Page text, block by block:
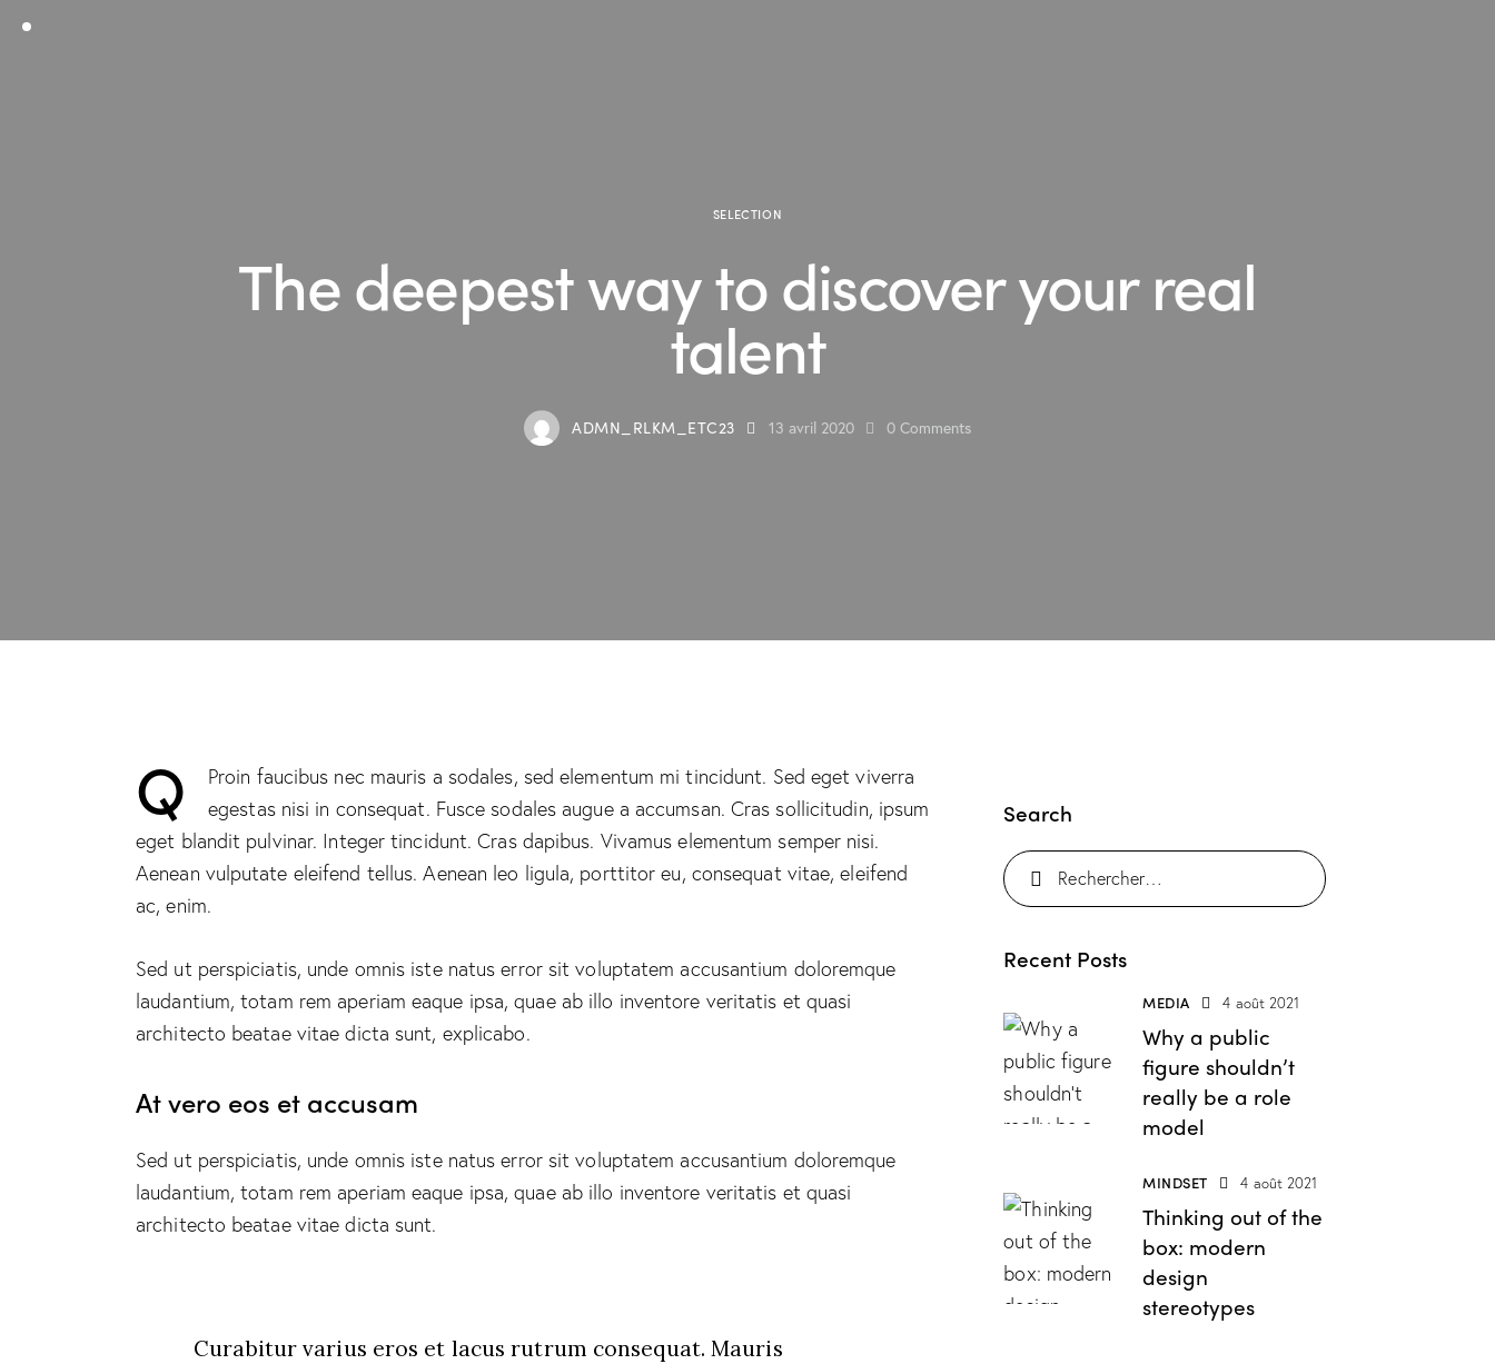
SELECTION
The deepest way to discover your real
talent
ADMN_RLKM_ETC23 13 avril 2020 0 Comments
Q
Proin faucibus nec mauris a sodales, sed elementum mi tincidunt. Sed eget viverra
egestas nisi in consequat. Fusce sodales augue a accumsan. Cras sollicitudin, ipsum
eget blandit pulvinar. Integer tincidunt. Cras dapibus. Vivamus elementum semper nisi.
Aenean vulputate eleifend tellus. Aenean leo ligula, porttitor eu, consequat vitae, eleifend
ac, enim.
Sed ut perspiciatis, unde omnis iste natus error sit voluptatem accusantium doloremque
laudantium, totam rem aperiam eaque ipsa, quae ab illo inventore veritatis et quasi
architecto beatae vitae dicta sunt, explicabo.
At vero eos et accusam
Sed ut perspiciatis, unde omnis iste natus error sit voluptatem accusantium doloremque
laudantium, totam rem aperiam eaque ipsa, quae ab illo inventore veritatis et quasi
architecto beatae vitae dicta sunt.
Curabitur varius eros et lacus rutrum consequat. Mauris
Search
Rechercher :
Recent Posts
MEDIA 4 août 2021
Why a public
figure shouldn’t
really be a role
model
MINDSET 4 août 2021
Thinking out of the
box: modern
design
stereotypes